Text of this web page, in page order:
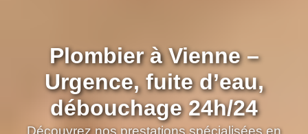
Urgence, fuite d’eau,
débouchage 24h/24
Découvrez nos prestations spécialisées en